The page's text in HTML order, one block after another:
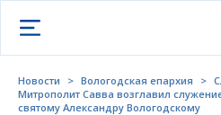
Открыть меню
Новости > Вологодская епархия >
Митрополит Савва возглавил
святому Александру Вологодскому